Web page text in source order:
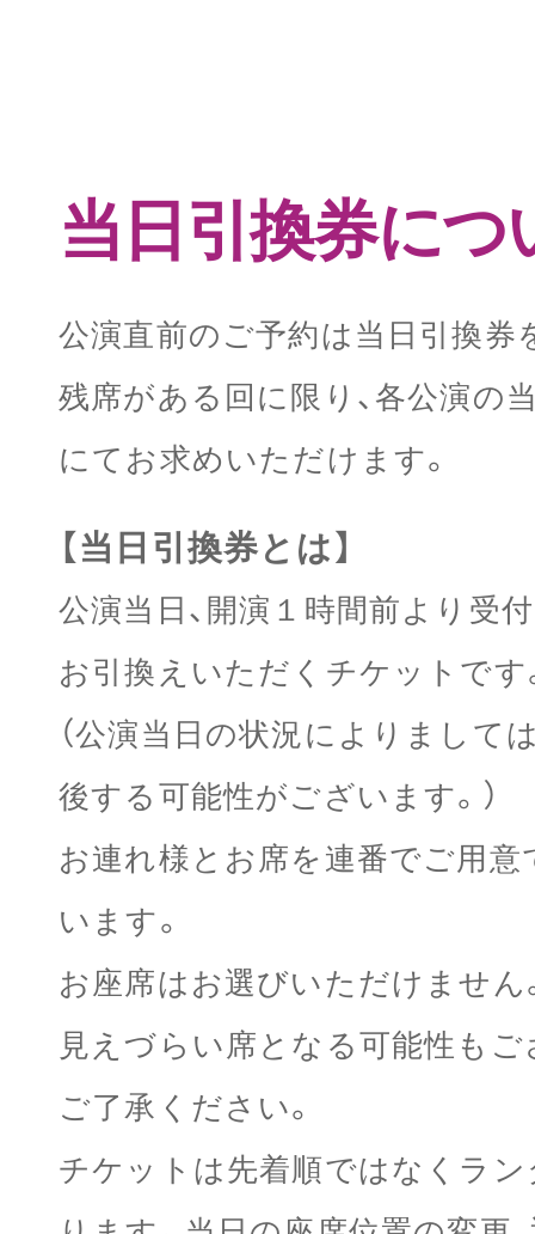
当日引換券につ
公演直前のご予約は当日引換券
残席がある回に限り、各公演の
にてお求めいただけます。
【当日引換券とは】
公演当日、開演１時間前より受
お引換えいただくチケットです
（公演当日の状況によりまして
後する可能性がございます。）
お連れ様とお席を連番でご用
います。
お座席はお選びいただけませ
見えづらい席となる可能性もご
ご了承ください。
チケットは先着順ではなくラ